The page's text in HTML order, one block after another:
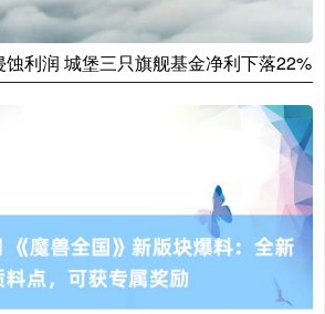
利润 城堡三只旗舰基金净利下落22%